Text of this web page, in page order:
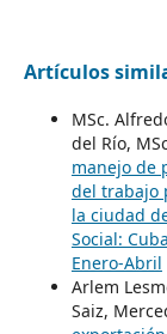
Artículos
MSc.
del Río,
manejo de
del trabajo
la ciudad
Social:
Enero-Abril
Arlem
Saiz,